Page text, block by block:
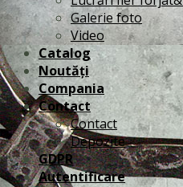
Galerie foto
Video
Catalog
Noutăți
Compania
Contact
Contact
Depozite
GDPR
Autentificare